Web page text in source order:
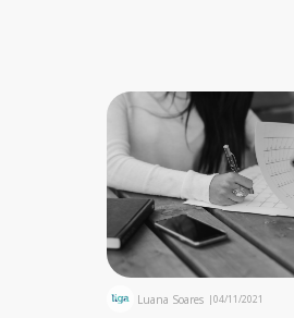
Luana Soares |04/11/2021